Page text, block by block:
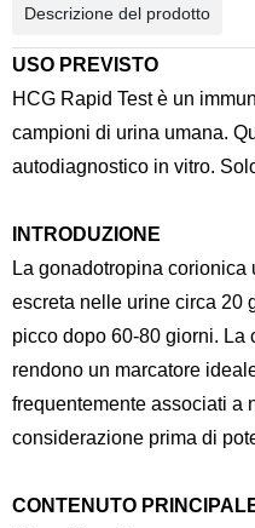
Descrizione del prodotto
USO PREVISTO
HCG Rapid Test è un
campioni di urina umana.
autodiagnostico in vitro.
INTRODUZIONE
La gonadotropina
escreta nelle urine circa 20
picco dopo 60-80 giorni.
rendono un marcatore
frequentemente associati a
considerazione prima di
CONTENUTO